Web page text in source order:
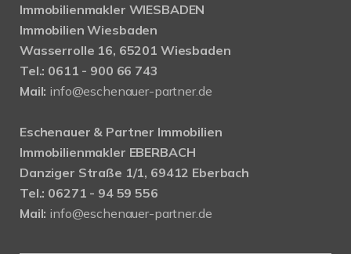
Immobilienmakler WIESBADEN
Immobilien Wiesbaden
Wasserrolle 16, 65201 Wiesbaden
Tel.: 0611 - 900 66 743
Mail: info@eschenauer-partner.de
Eschenauer & Partner Immobilien
Immobilienmakler EBERBACH
Danziger Straße 1/1, 69412 Eberbach
Tel.: 06271 - 94 59 556
Mail: info@eschenauer-partner.de